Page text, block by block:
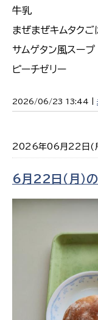
牛乳
まぜまぜキムタクご
サムゲタン風スープ
ピーチゼリー
2026/06/23 13:44 |
2026年06月22日(
6月22日（月）の